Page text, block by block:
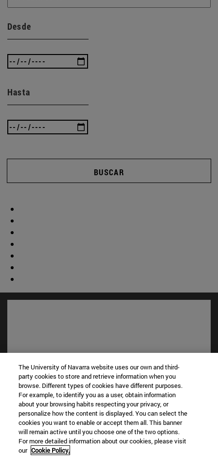
Desde
Hasta
BUSCAR
Accesos directos
Biblioteca(abre en nueva ventana)
Mi correo(abre en nueva ventana)
Aula virtual ADI(abre en nueva ventana)
Búsqueda de personas
The University of Navarra website uses our own and third-
party cookies to store and retrieve information when you
browse. Different types of cookies have different purposes.
For example, to identify you as a user, obtain information
about your browsing habits respecting your privacy, or
personalize how the content is displayed. You can select the
cookies you want to enable or accept them all. This banner
will remain active until you choose one of the two options.
For more detailed information about our cookies, please visit
our Cookie Policy.